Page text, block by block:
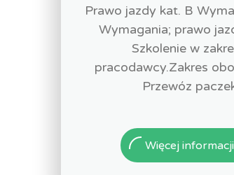
Prawo jazdy kat. B
Wymagania; prawo
Szkolenie w
pracodawcy.Zakres
Przewóz
Więcej informacji